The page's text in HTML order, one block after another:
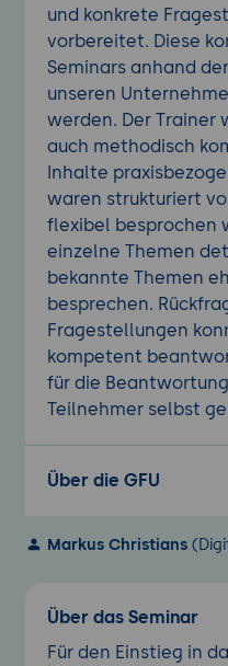
und konkrete
vorbereitet. Diese
Seminars anhand
unseren
werden. Der Trainer
auch methodisch
Inhalte
waren strukturiert
flexibel besprochen
einzelne Themen
bekannte Themen
besprechen.
Fragestellungen
kompetent
für die
Teilnehmer selbst
Über die GFU
Markus Christians
Über das Seminar
Für den Einstieg in